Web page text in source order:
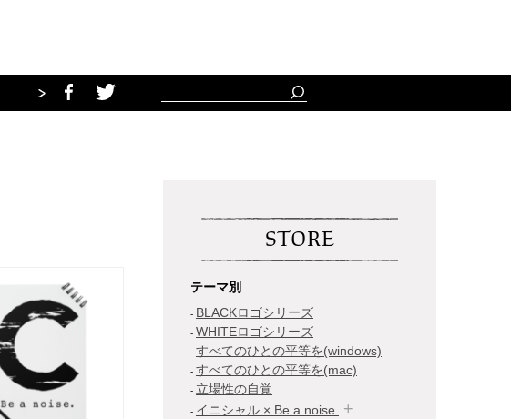
Looks
>
STORE
テーマ別
BLACKロゴシリーズ
WHITEロゴシリーズ
すべてのひとの平等を(windows)
すべてのひとの平等を(mac)
立場性の自覚
イニシャル × Be a noise.